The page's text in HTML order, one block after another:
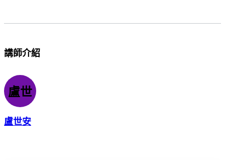
講師介紹
盧世
盧世安